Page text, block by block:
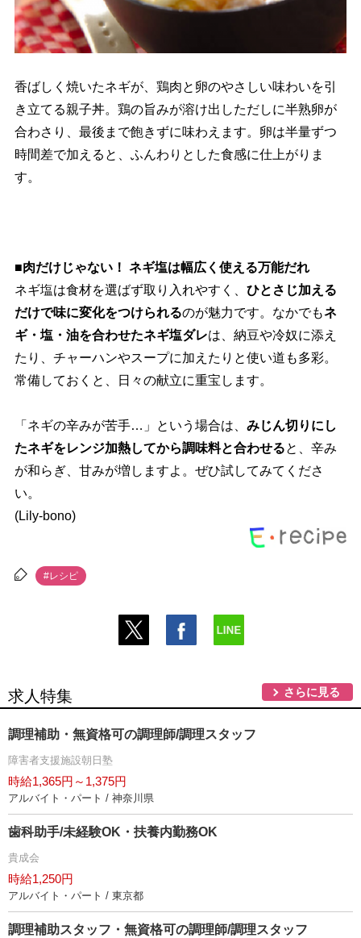
香ばしく焼いたネギが、鶏肉と卵のやさしい味わいを引
き立てる親子丼。鶏の旨みが溶け出しただしに半熟卵が
合わさり、最後まで飽きずに味わえます。卵は半量ずつ
時間差で加えると、ふんわりとした食感に仕上がりま
す。
■肉だけじゃない！ ネギ塩は幅広く使える万能だれ
ネギ塩は食材を選ばず取り入れやすく、 ひとさじ加える
だけで味に変化をつけられるのが魅力です。なかでもネ
ギ・塩・油を合わせたネギ塩ダレは、納豆や冷奴に添え
たり、チャーハンやスープに加えたりと使い道も多彩。
常備しておくと、日々の献立に重宝します。
「ネギの辛みが苦手…」という場合は、 みじん切りにし
たネギをレンジ加熱してから調味料と合わせると、辛み
が和らぎ、甘みが増しますよ。ぜひ試してみてくださ
い。
(Lily-bono)
#レシピ
求人特集 さらに見る
調理補助・無資格可の調理師/調理スタッフ
障害者支援施設朝日塾
時給1,365円～1,375円
アルバイト・パート / 神奈川県
歯科助手/未経験OK・扶養内勤務OK
貴成会
時給1,250円
アルバイト・パート / 東京都
調理補助スタッフ・無資格可の調理師/調理スタッフ